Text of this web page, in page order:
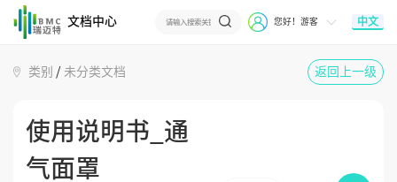
文档中心 您好！游客 中文
类别 / 未分类文档 返回上一级
使用说明书_通
气面罩